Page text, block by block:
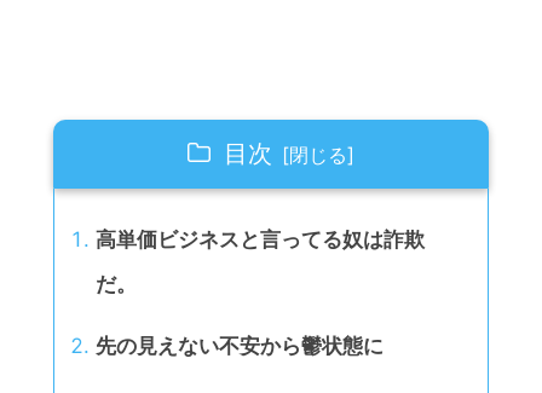
目次
高単価ビジネスと言ってる奴は詐欺
だ。
先の見えない不安から鬱状態に